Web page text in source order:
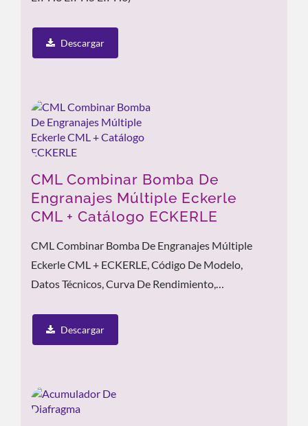
Descargar
CML Combinar Bomba De
Engranajes Múltiple Eckerle
CML + Catálogo ECKERLE
CML Combinar Bomba De Engranajes Múltiple
Eckerle CML + ECKERLE, Código De Modelo,
Datos Técnicos, Curva De Rendimiento,
Descargar